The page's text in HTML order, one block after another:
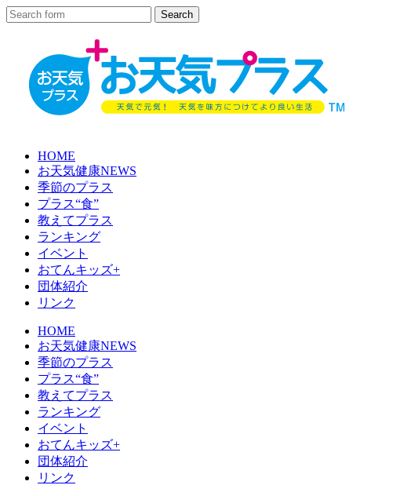
HOME
お天気健康NEWS
季節のプラス
プラス“食”
教えてプラス
ランキング
イベント
おてんキッズ+
団体紹介
リンク
HOME
お天気健康NEWS
季節のプラス
プラス“食”
教えてプラス
ランキング
イベント
おてんキッズ+
団体紹介
リンク